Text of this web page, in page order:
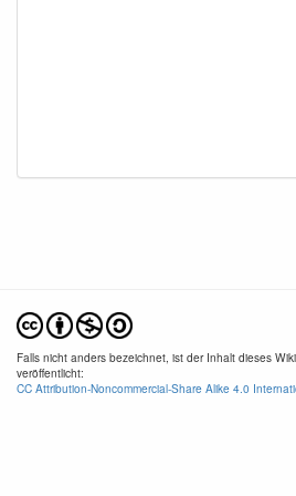
Falls nicht anders bezeichnet, ist der Inhalt dieses
veröffentlicht:
CC Attribution-Noncommercial-Share Alike 4.0